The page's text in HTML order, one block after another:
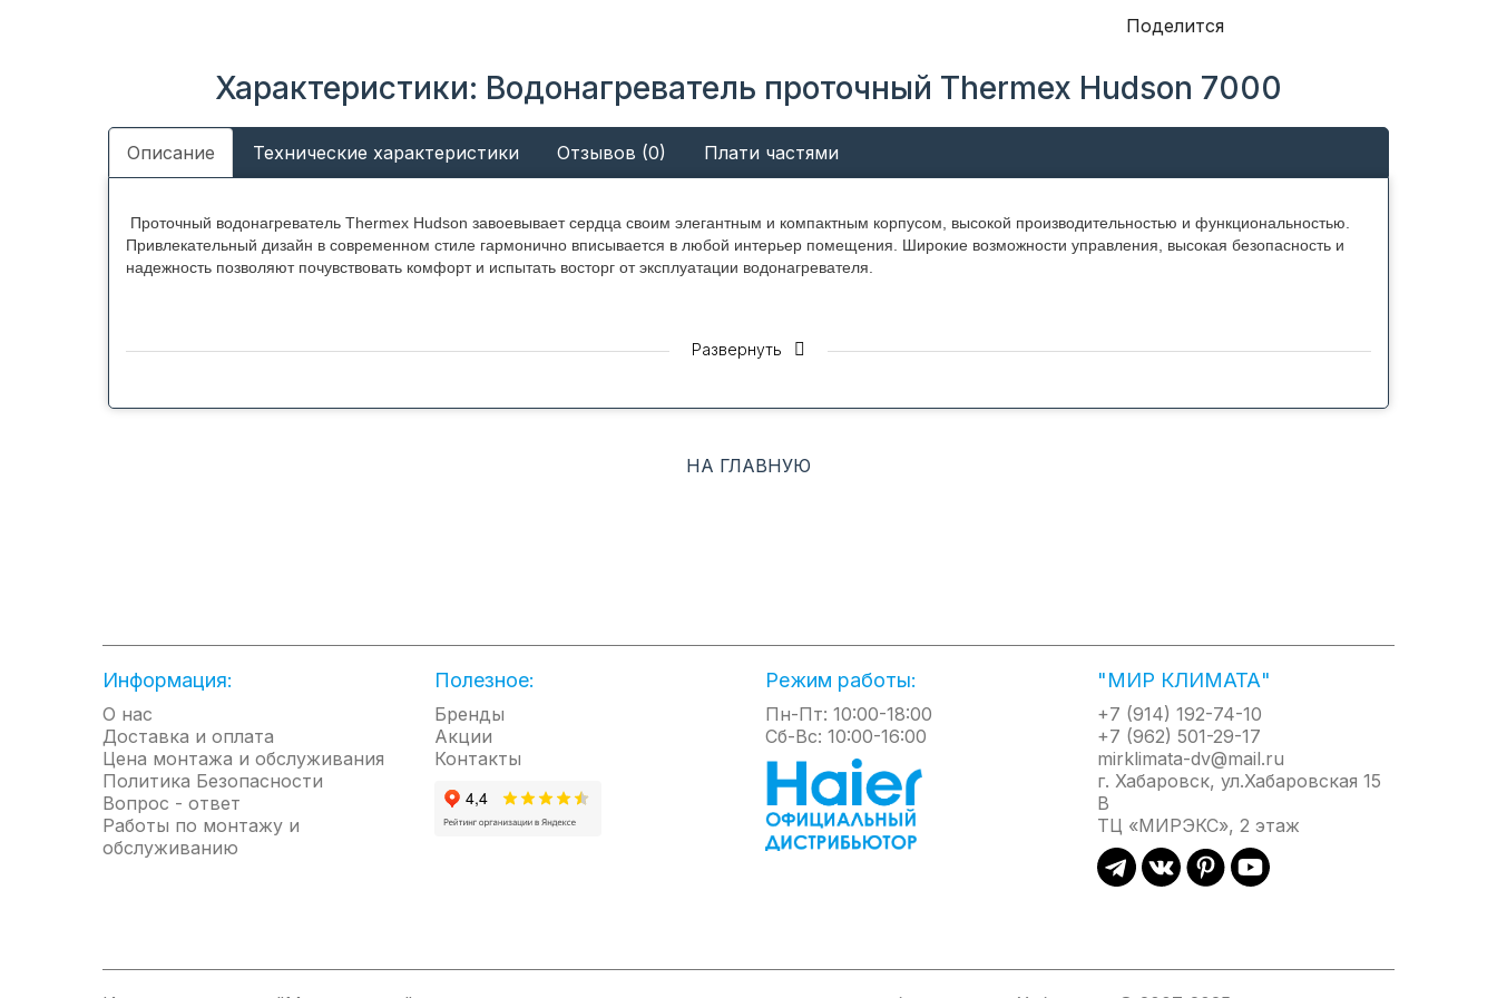
Поделится
Характеристики: Водонагреватель проточный Thermex Hudson 7000
Описание Технические характеристики Отзывов (0) Плати частями
Проточный водонагреватель Thermex Hudson завоевывает сердца своим элегантным и компактным корпусом, высокой производительностью и функциональностью.
Привлекательный дизайн в современном стиле гармонично вписывается в любой интерьер помещения. Широкие возможности управления, высокая безопасность и
надежность позволяют почувствовать комфорт и испытать восторг от эксплуатации водонагревателя.
7000 Вт составляет 4 литра в минуту, а при мощности 8500 Вт – почти 5 литров в минуту.
автоматическая работа позволит заниматься своими делами и не беспокоится за работу водонагревателя.
нагрева. На панели расположены кнопка включения и регулировки температуры, а также выбора режима, благодаря чему управлять Thermex Hudson несложно,
но интуитивно-понятно. Вся необходимая информация о работе и безопасности выводится на дисплей, а подсветка яркая и хорошо видна даже при плохом
освещении.
Компактный и стильный формат. Малогабаритный корпус водонагревателя Hudson позволяет разместить его в пространстве помещения без потери полезной
площади или спрятать полностью в нишу, при этом сохраняя полный доступ к управлению за счет удобного расположения дисплея на фронтальной части
водонагревателя. Внешне дизайн корпуса выделяется на фоне своих аналогов: плоский и закругленный по краям корпус, трендовый асфальтовый цвет и
стильная черная панель управления. Такой водонагреватель будет прекрасно вписываться в любой интерьер или дизайн-проект.
Технологии надежности и безопасности. Для повышения качества и комфорта пользования в водонагревателе Thermex Hudson реализована двойная защита от
перегрева, защита от включения без воды и от воздушных пробок, а класс пылевлагозащиты IP25. Поэтому это один из наиболее надежных и безопасных
Комплектация:
Развернуть
НА ГЛАВНУЮ
Информация:
О нас
Доставка и оплата
Цена монтажа и обслуживания
Политика Безопасности
Вопрос - ответ
Работы по монтажу и
обслуживанию
Полезное:
Бренды
Акции
Контакты
Режим работы:
Пн-Пт: 10:00-18:00
Сб-Вс: 10:00-16:00
"МИР КЛИМАТА"
+7 (914) 192-74-10
+7 (962) 501-29-17
mirklimata-dv@mail.ru
г. Хабаровск, ул.Хабаровская 15
В
ТЦ «МИРЭКС», 2 этаж